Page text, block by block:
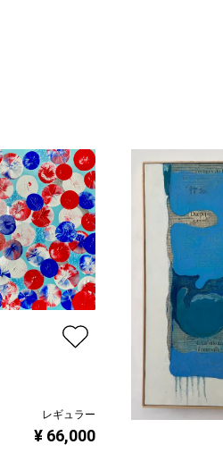
レギュラー
¥ 66,000